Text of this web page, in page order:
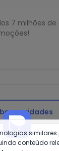
7 milhões de
novidades
concorda
conteúdo